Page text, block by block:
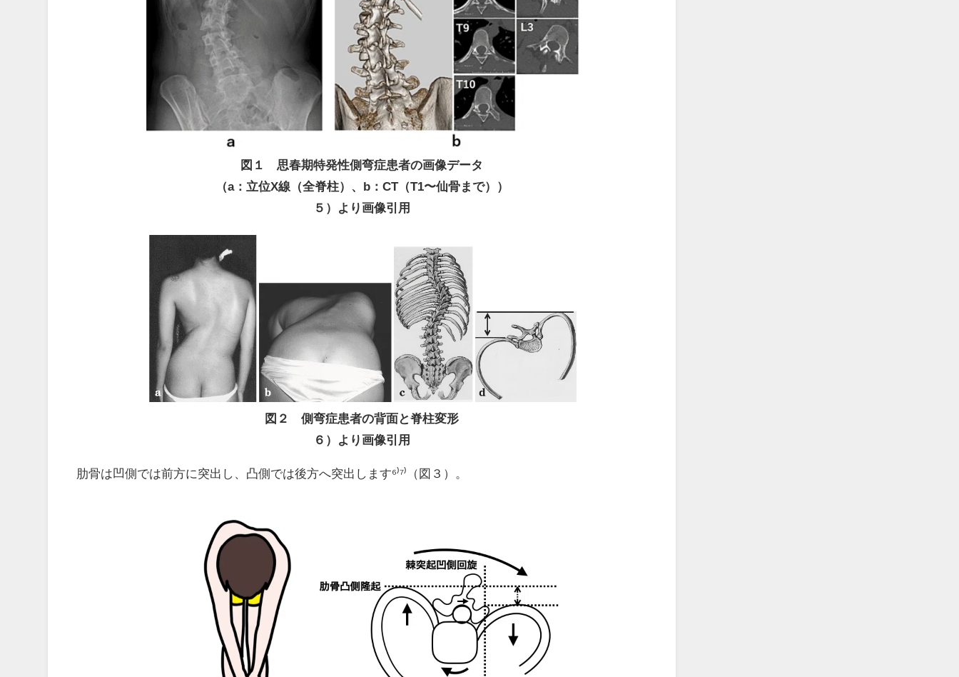
図１ 思春期特発性側弯症患者の画像データ
（a：立位X線（全脊柱）、b：CT（T1〜仙骨まで））
５）より画像引用
図２ 側弯症患者の背面と脊柱変形
６）より画像引用
肋骨は凹側では前方に突出し、凸側では後方へ突出します⁶⁾⁷⁾（図３）。